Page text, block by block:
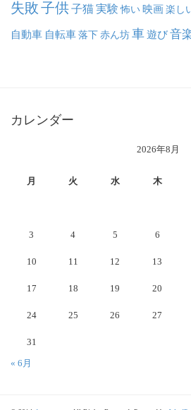
失敗子供子猫実験 怖い映画楽し
自動車 自転車落下赤ん坊車遊び音
カレンダー
2026年8月
月 火 水 木
3 4 5 6
10 11 12 13
17 18 19 20
24 25 26 27
31
« 6月